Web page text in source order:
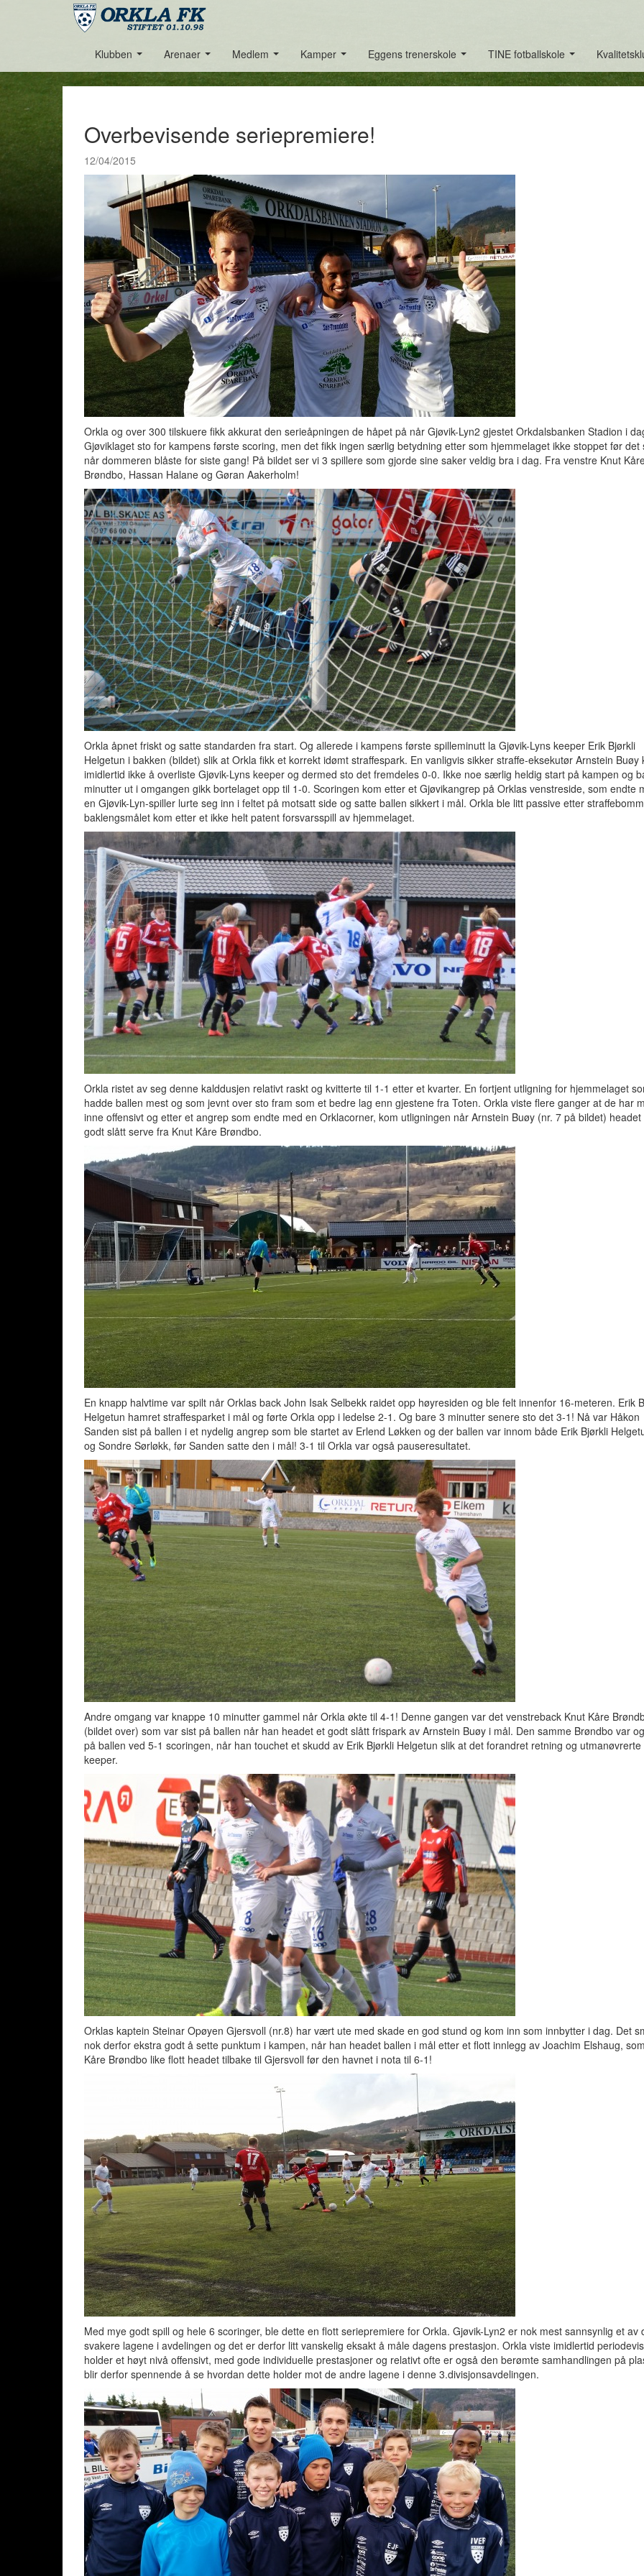
Klubben Arenaer Medlem Kamper Eggens trenerskole TINE fotballskole
Overbevisende seriepremiere!
12/04/2015
Orkla og over 300 tilskuere fikk akkurat den serieåpningen de håpet på når Gjøvik-Lyn2 gjestet Orkdalsbanken Stadion i
Gjøviklaget sto for kampens første scoring, men det fikk ingen særlig betydning etter som hjemmelaget ikke stoppet før det
når dommeren blåste for siste gang! På bildet ser vi 3 spillere som gjorde sine saker veldig bra i dag. Fra venstre Knut
Brøndbo, Hassan Halane og Gøran Aakerholm!
Orkla åpnet friskt og satte standarden fra start. Og allerede i kampens første spilleminutt la Gjøvik-Lyns keeper Erik Bjørkli
Helgetun i bakken (bildet) slik at Orkla fikk et korrekt idømt straffespark. En vanligvis sikker straffe-eksekutør Arnstein Buøy
imidlertid ikke å overliste Gjøvik-Lyns keeper og dermed sto det fremdeles 0-0. Ikke noe særlig heldig start på kampen og
minutter ut i omgangen gikk bortelaget opp til 1-0. Scoringen kom etter et Gjøvikangrep på Orklas venstreside, som endte
en Gjøvik-Lyn-spiller lurte seg inn i feltet på motsatt side og satte ballen sikkert i mål. Orkla ble litt passive etter
baklengsmålet kom etter et ikke helt patent forsvarsspill av hjemmelaget.
Orkla ristet av seg denne kalddusjen relativt raskt og kvitterte til 1-1 etter et kvarter. En fortjent utligning for hjemmelaget
hadde ballen mest og som jevnt over sto fram som et bedre lag enn gjestene fra Toten. Orkla viste flere ganger at de har
inne offensivt og etter et angrep som endte med en Orklacorner, kom utligningen når Arnstein Buøy (nr. 7 på bildet) headet
godt slått serve fra Knut Kåre Brøndbo.
En knapp halvtime var spilt når Orklas back John Isak Selbekk raidet opp høyresiden og ble felt innenfor 16-meteren. Erik
Helgetun hamret straffesparket i mål og førte Orkla opp i ledelse 2-1. Og bare 3 minutter senere sto det 3-1! Nå var Håkon
Sanden sist på ballen i et nydelig angrep som ble startet av Erlend Løkken og der ballen var innom både Erik Bjørkli
og Sondre Sørløkk, før Sanden satte den i mål! 3-1 til Orkla var også pauseresultatet.
Andre omgang var knappe 10 minutter gammel når Orkla økte til 4-1! Denne gangen var det venstreback Knut Kåre
(bildet over) som var sist på ballen når han headet et godt slått frispark av Arnstein Buøy i mål. Den samme Brøndbo var
på ballen ved 5-1 scoringen, når han touchet et skudd av Erik Bjørkli Helgetun slik at det forandret retning og utmanøvrerte
keeper.
Orklas kaptein Steinar Opøyen Gjersvoll (nr.8) har vært ute med skade en god stund og kom inn som innbytter i dag. Det
nok derfor ekstra godt å sette punktum i kampen, når han headet ballen i mål etter et flott innlegg av Joachim Elshaug,
Kåre Brøndbo like flott headet tilbake til Gjersvoll før den havnet i nota til 6-1!
Med mye godt spill og hele 6 scoringer, ble dette en flott seriepremiere for Orkla. Gjøvik-Lyn2 er nok mest sannsynlig et av
svakere lagene i avdelingen og det er derfor litt vanskelig eksakt å måle dagens prestasjon. Orkla viste imidlertid
holder et høyt nivå offensivt, med gode individuelle prestasjoner og relativt ofte er også den berømte samhandlingen på
blir derfor spennende å se hvordan dette holder mot de andre lagene i denne 3.divisjonsavdelingen.